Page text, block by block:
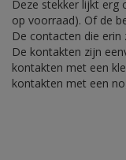
Deze stekker lijkt erg
op voorraad). Of de
De contacten die
De kontakten zijn
kontakten met een
kontakten met een